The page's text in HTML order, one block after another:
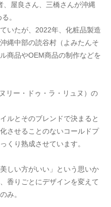
、屋良さん、三橋さんが沖縄
。
いたが、2022年、化粧品製造
縄中部の読谷村（よみたんそ
商品やOEM商品の制作などを
リー・ドゥ・ラ・リュヌ）の
ルとそのブレンドで決まると
させることのないコールドプ
くり熟成させています。
しい方がいい」という思いか
香りごとにデザインを変えて
み。